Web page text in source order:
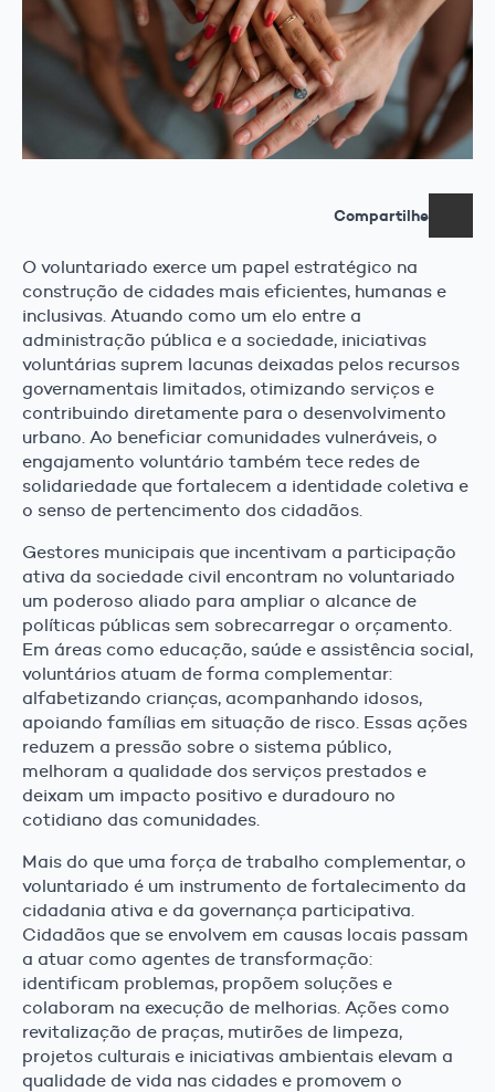
Compartilhe
O voluntariado exerce um papel estratégico na
construção de cidades mais eficientes, humanas e
inclusivas. Atuando como um elo entre a
administração pública e a sociedade, iniciativas
voluntárias suprem lacunas deixadas pelos recursos
governamentais limitados, otimizando serviços e
contribuindo diretamente para o desenvolvimento
urbano. Ao beneficiar comunidades vulneráveis, o
engajamento voluntário também tece redes de
solidariedade que fortalecem a identidade coletiva e
o senso de pertencimento dos cidadãos.
Gestores municipais que incentivam a participação
ativa da sociedade civil encontram no voluntariado
um poderoso aliado para ampliar o alcance de
políticas públicas sem sobrecarregar o orçamento.
Em áreas como educação, saúde e assistência social,
voluntários atuam de forma complementar:
alfabetizando crianças, acompanhando idosos,
apoiando famílias em situação de risco. Essas ações
reduzem a pressão sobre o sistema público,
melhoram a qualidade dos serviços prestados e
deixam um impacto positivo e duradouro no
cotidiano das comunidades.
Mais do que uma força de trabalho complementar, o
voluntariado é um instrumento de fortalecimento da
cidadania ativa e da governança participativa.
Cidadãos que se envolvem em causas locais passam
a atuar como agentes de transformação:
identificam problemas, propõem soluções e
colaboram na execução de melhorias. Ações como
revitalização de praças, mutirões de limpeza,
projetos culturais e iniciativas ambientais elevam a
qualidade de vida nas cidades e promovem o